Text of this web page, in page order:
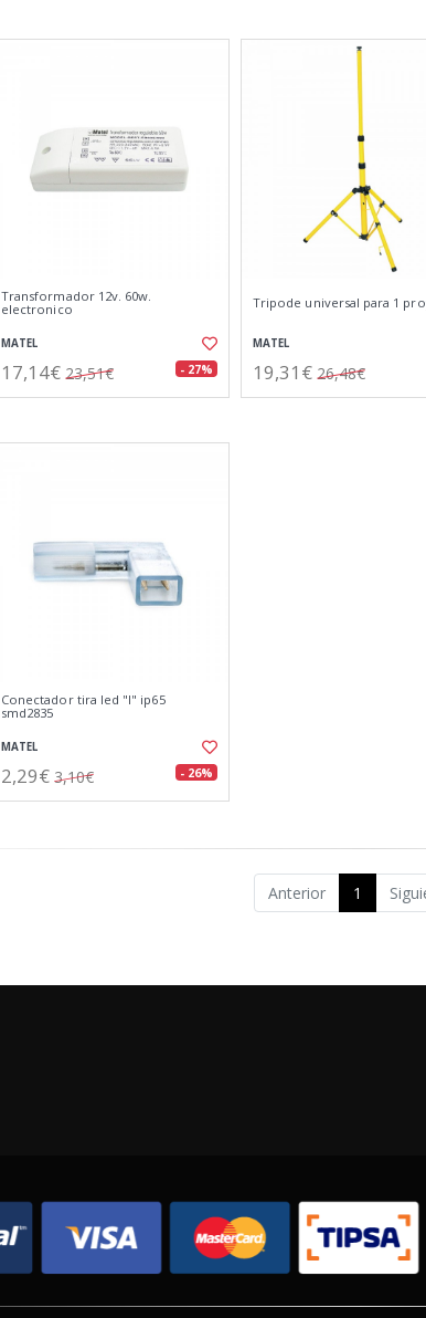
Transformador 12v. 60w.
electronico
MATEL
17,14€ 23,51€ - 27%
Tripode universal para 1
MATEL
19,31€ 26,48€
Conectador tira led "l" ip65
smd2835
MATEL
2,29€ 3,10€ - 26%
Anterior 1